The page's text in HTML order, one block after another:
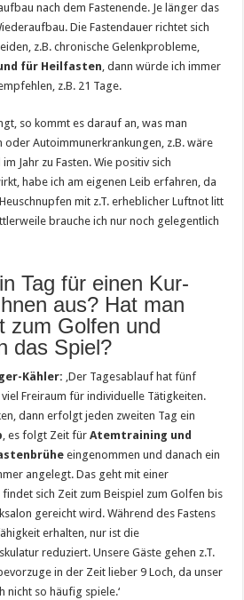
nach dem Fastenende. Je länger das
Die Fastendauer richtet sich
z.B. chronische Gelenkprobleme,
für Heilfasten, dann würde ich immer
z.B. 21 Tage.
so kommt es darauf an, was man
oder Autoimmunerkrankungen, z.B. wäre
Jahr zu Fasten. Wie positiv sich
habe ich am eigenen Leib erfahren, da
mit z.T. erheblicher Luftnot litt
brauche ich nur noch gelegentlich
Tag für einen Kur-
aus? Hat man
zum Golfen und
das Spiel?
Kähler: ‚Der Tagesablauf hat fünf
Freiraum für individuelle Tätigkeiten.
dann erfolgt jeden zweiten Tag ein
, es folgt Zeit fürAtemtraining und
eingenommen und danach ein
angelegt. Das geht mit einer
findet sich Zeit zum Beispiel zum Golfen bis
gereicht wird. Während des Fastens
erhalten, nur ist die
reduziert. Unsere Gäste gehen z.T.
in der Zeit lieber 9 Loch, da unser
nicht so häufig spiele.‘